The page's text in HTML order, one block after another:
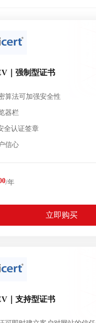
｜强制型证书
算法可加强安全性
器栏
全认证签章
信心
/年
立即购买
｜支持型证书